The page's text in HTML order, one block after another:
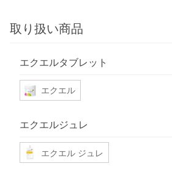
取り扱い商品
エクエルタブレット
エクエル
エクエルジュレ
エクエル ジュレ